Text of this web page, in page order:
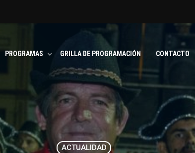
PROGRAMAS GRILLA DE PROGRAMACIÓN CONTACTO
ACTUALIDAD